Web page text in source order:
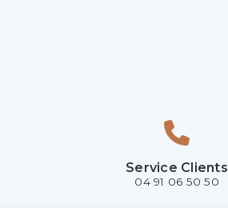
Service Clients
04 91 06 50 50